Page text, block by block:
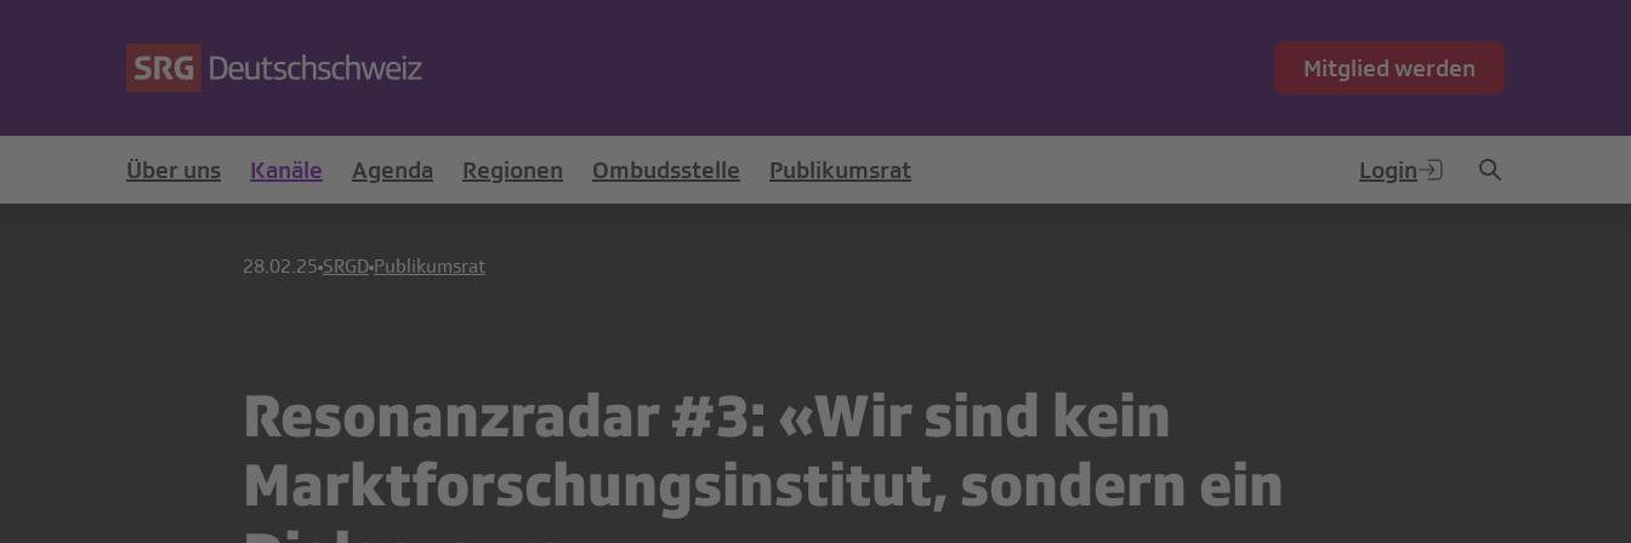
Mitglied werden
Über uns Kanäle Agenda Regionen Ombudsstelle Publikumsrat Login
28.02.25 SRGD Publikumsrat
Resonanzradar #3: «Wir sind kein
Marktforschungsinstitut, sondern ein